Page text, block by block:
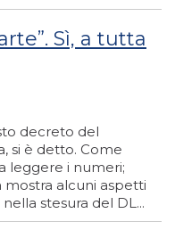
Sì, a tutta
decreto del
si è detto. Come
leggere i numeri;
mostra alcuni aspetti
stesura del DL...